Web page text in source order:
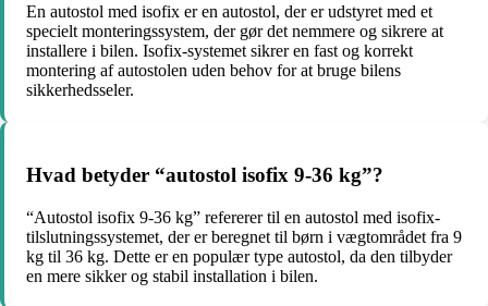
En autostol med isofix er en autostol, der er udstyret med et
specielt monteringssystem, der gør det nemmere og sikrere at
installere i bilen. Isofix-systemet sikrer en fast og korrekt
montering af autostolen uden behov for at bruge bilens
sikkerhedsseler.
Hvad betyder “autostol isofix 9-36 kg”?
“Autostol isofix 9-36 kg” refererer til en autostol med isofix-
tilslutningssystemet, der er beregnet til børn i vægtområdet fra 9
kg til 36 kg. Dette er en populær type autostol, da den tilbyder
en mere sikker og stabil installation i bilen.